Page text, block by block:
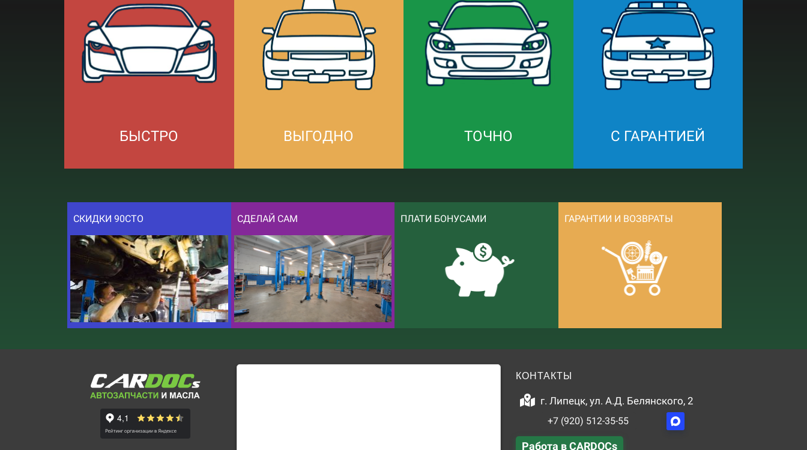
БЫСТРО ВЫГОДНО ТОЧНО С ГАРАНТИЕЙ
СКИДКИ 90СТО СДЕЛАЙ САМ ПЛАТИ БОНУСАМИ ГАРАНТИИ И ВОЗВРАТЫ
КОНТАКТЫ
г. Липецк, ул. А.Д. Белянского, 2
+7 (920) 512-35-55
Работа в CARDOCs